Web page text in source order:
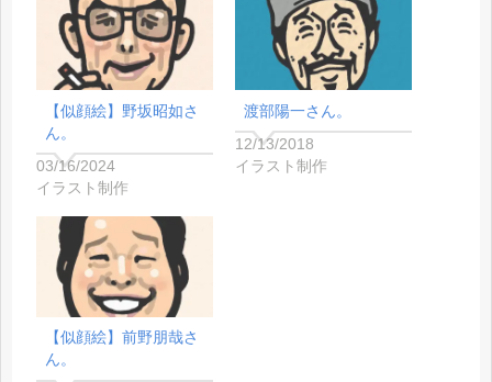
【似顔絵】野坂昭如さ
ん。
03/16/2024
イラスト制作
渡部陽一さん。
12/13/2018
イラスト制作
【似顔絵】前野朋哉さ
ん。